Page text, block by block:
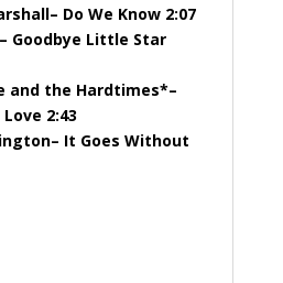
Do We Know 2:07
Goodbye Little Star
and the Hardtimes*–
2:43
It Goes Without